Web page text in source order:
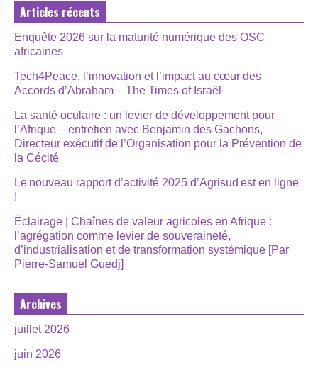
Articles récents
Enquête 2026 sur la maturité numérique des OSC
africaines
Tech4Peace, l’innovation et l’impact au cœur des
Accords d’Abraham – The Times of Israël
La santé oculaire : un levier de développement pour
l’Afrique – entretien avec Benjamin des Gachons,
Directeur exécutif de l’Organisation pour la Prévention de
la Cécité
Le nouveau rapport d’activité 2025 d’Agrisud est en ligne
!
Éclairage | Chaînes de valeur agricoles en Afrique :
l’agrégation comme levier de souveraineté,
d’industrialisation et de transformation systémique [Par
Pierre-Samuel Guedj]
Archives
juillet 2026
juin 2026